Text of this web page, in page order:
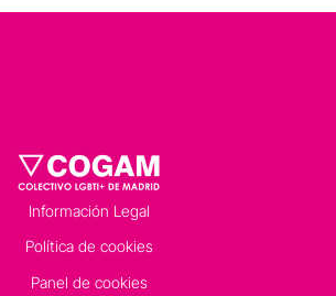
Información Legal
Política de cookies
Panel de cookies